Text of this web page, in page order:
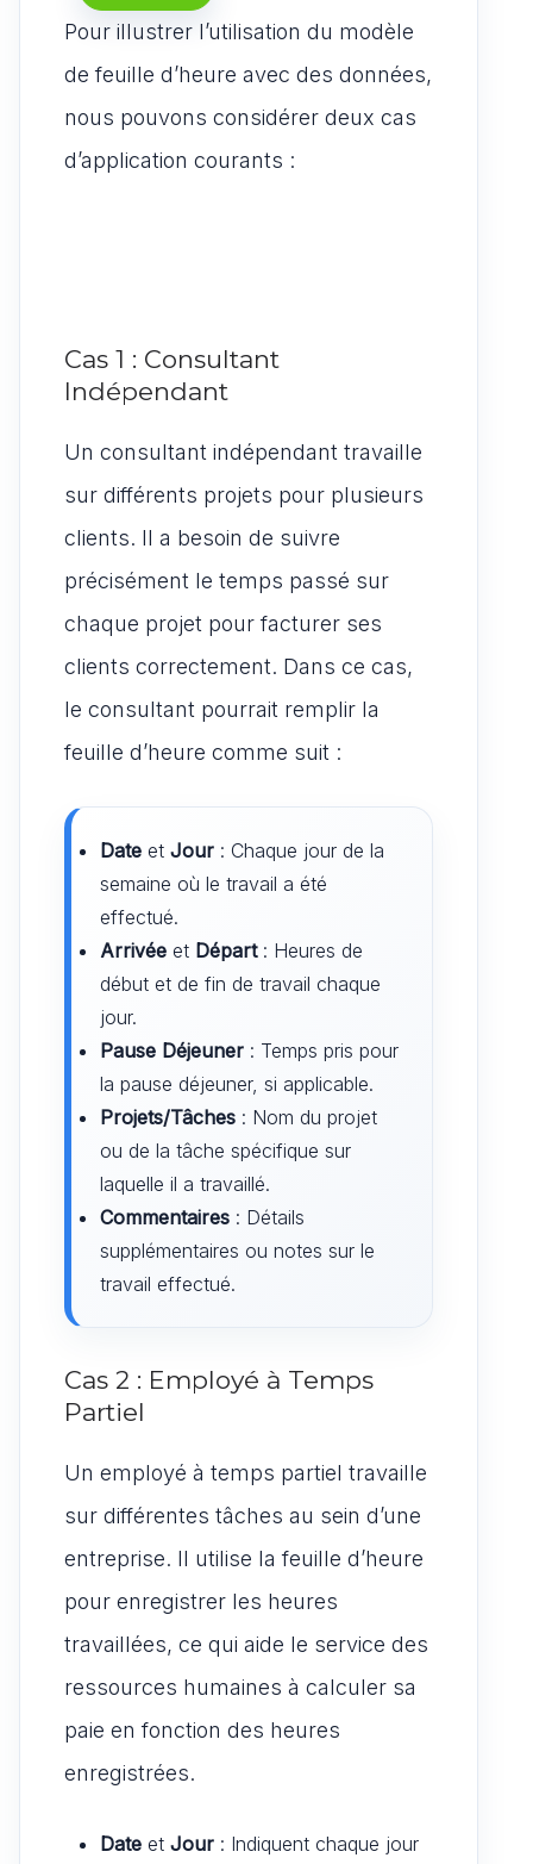
Pour illustrer l’utilisation du modèle
de feuille d’heure avec des données,
nous pouvons considérer deux cas
d’application courants :
Cas 1 : Consultant
Indépendant
Un consultant indépendant travaille
sur différents projets pour plusieurs
clients. Il a besoin de suivre
précisément le temps passé sur
chaque projet pour facturer ses
clients correctement. Dans ce cas,
le consultant pourrait remplir la
feuille d’heure comme suit :
Date et Jour : Chaque jour de la
semaine où le travail a été
effectué.
Arrivée et Départ: Heures de
début et de fin de travail chaque
jour.
Pause Déjeuner : Temps pris pour
la pause déjeuner, si applicable.
Projets/Tâches : Nom du projet
ou de la tâche spécifique sur
laquelle il a travaillé.
Commentaires : Détails
supplémentaires ou notes sur le
travail effectué.
Cas 2 : Employé à Temps
Partiel
Un employé à temps partiel travaille
sur différentes tâches au sein d’une
entreprise. Il utilise la feuille d’heure
pour enregistrer les heures
travaillées, ce qui aide le service des
ressources humaines à calculer sa
paie en fonction des heures
enregistrées.
Date et Jour : Indiquent chaque jour